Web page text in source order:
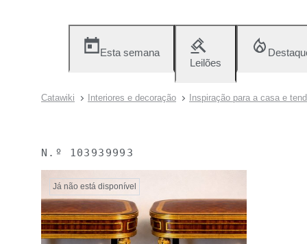
Esta semana
Leilões
Catawiki Interiores e decoração Inspiração para a casa e
N.º 103939993
Já não está disponível